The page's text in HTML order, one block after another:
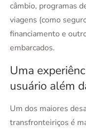
câmbio, programas
viagens (como
financiamento e
embarcados.
Uma
usuário além
Um dos maiores
transfronteiriços é